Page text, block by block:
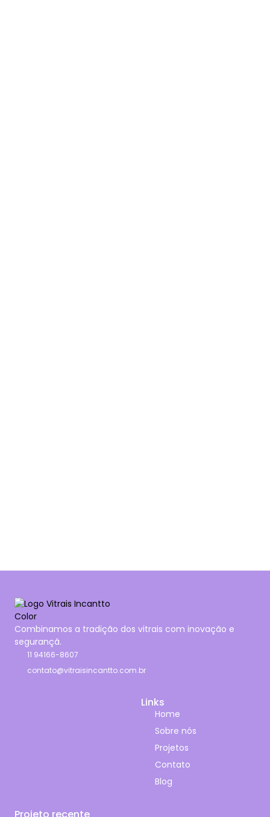
Combinamos a tradição dos vitrais com inovação e
segurançã.
11 94166-8607
contato@vitraisincantto.com.br
Links
Home
Sobre nós
Projetos
Contato
Blog
Projeto recente